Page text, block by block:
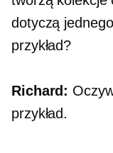
dotyczą
przykład?
Richard:
przykład.